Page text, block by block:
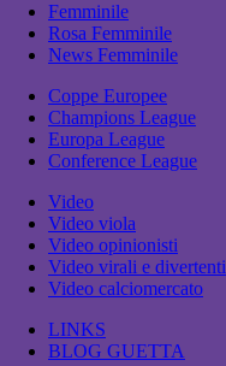
Femminile
Rosa Femminile
News Femminile
Coppe Europee
Champions League
Europa League
Conference League
Video
Video viola
Video opinionisti
Video virali e divertenti
Video calciomercato
LINKS
BLOG GUETTA